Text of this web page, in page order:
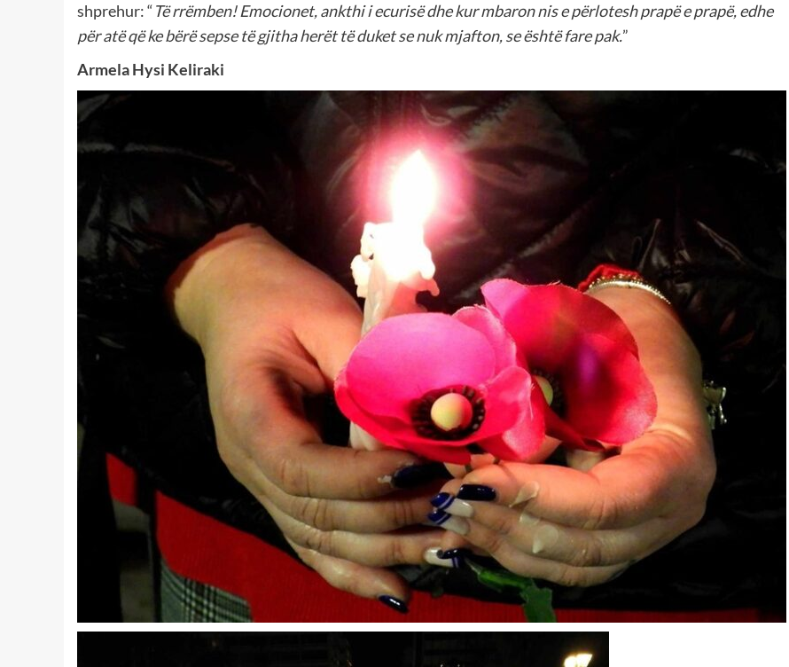
shprehur: “Të rrëmben! Emocionet, ankthi i ecurisë dhe kur mbaron nis e përlotesh prapë e prapë, edhe
për atë që ke bërë sepse të gjitha herët të duket se nuk mjafton, se është fare pak.”
Armela Hysi Keliraki